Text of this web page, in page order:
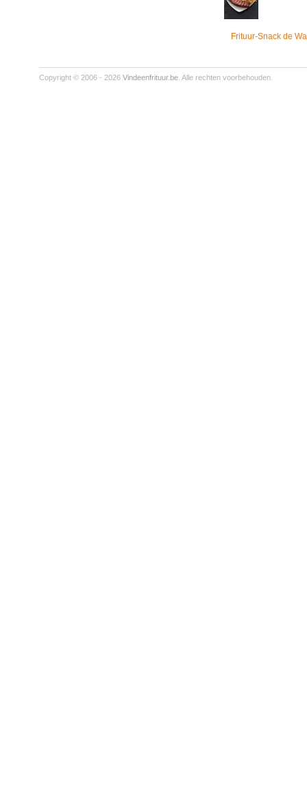
Frituur-Snack de
Copyright © 2006 - 2026 Vindeenfrituur.be . Alle rechten voorbehouden.